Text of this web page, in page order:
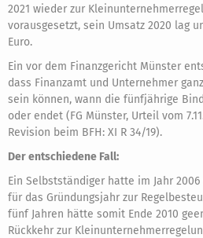
2021 wieder zur
vorausgesetzt, sein Umsatz 2020 lag
Euro.
Ein vor dem Finanzgericht Münster
dass Finanzamt und Unternehmer
sein können, wann die fünfjährige
oder endet (FG Münster, Urteil vom
Revision beim BFH: XI R 34/19).
Der entschiedene Fall:
Ein Selbstständiger hatte im Jahr
für das Gründungsjahr zur
fünf Jahren hätte somit Ende 2010
Rückkehr zur